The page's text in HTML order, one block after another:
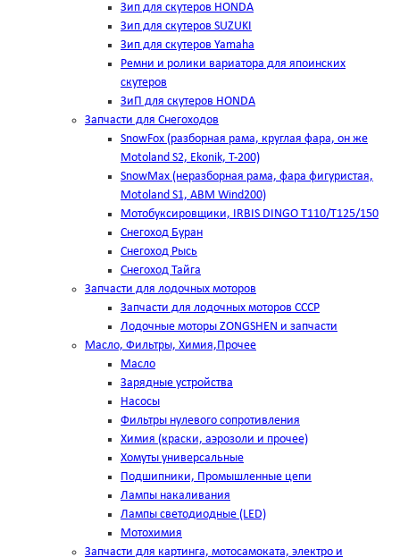
Зип для скутеров HONDA
Зип для скутеров SUZUKI
Зип для скутеров Yamaha
Ремни и ролики вариатора для япоинских
скутеров
ЗиП для скутеров HONDA
Запчасти для Снегоходов
SnowFox (разборная рама, круглая фара, он же
Motoland S2, Ekonik, T-200)
SnowMax (неразборная рама, фара фигуристая,
Motoland S1, ABM Wind200)
Мотобуксировщики, IRBIS DINGO Т110/Т125/150
Снегоход Буран
Снегоход Рысь
Снегоход Тайга
Запчасти для лодочных моторов
Запчасти для лодочных моторов СССР
Лодочные моторы ZONGSHEN и запчасти
Масло, Фильтры, Химия,Прочее
Масло
Зарядные устройства
Насосы
Фильтры нулевого сопротивления
Химия (краски, аэрозоли и прочее)
Хомуты универсальные
Подшипники, Промышленные цепи
Лампы накаливания
Лампы светодиодные (LED)
Мотохимия
Запчасти для картинга, мотосамоката, электро и